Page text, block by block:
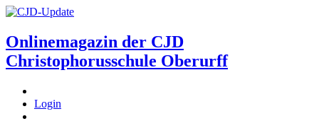
Onlinemagazin der CJD
Christophorusschule Oberurff
Login